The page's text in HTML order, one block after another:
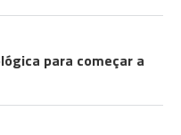
para começar a